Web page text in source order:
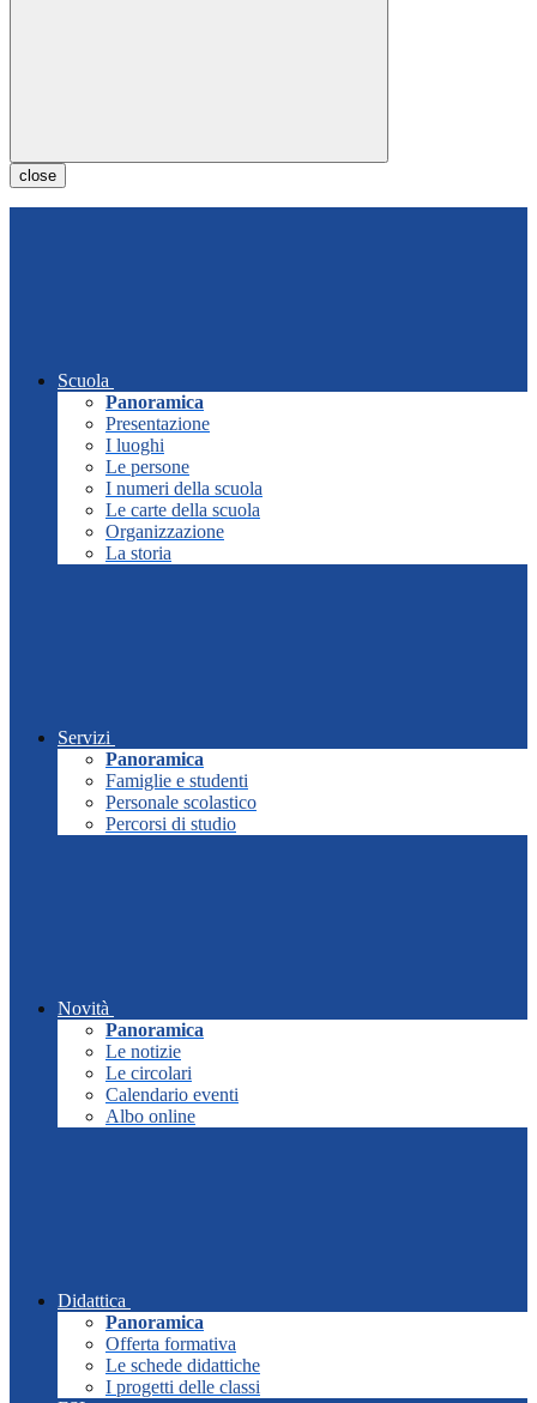
close
Scuola
Panoramica
Presentazione
I luoghi
Le persone
I numeri della scuola
Le carte della scuola
Organizzazione
La storia
Servizi
Panoramica
Famiglie e studenti
Personale scolastico
Percorsi di studio
Novità
Panoramica
Le notizie
Le circolari
Calendario eventi
Albo online
Didattica
Panoramica
Offerta formativa
Le schede didattiche
I progetti delle classi